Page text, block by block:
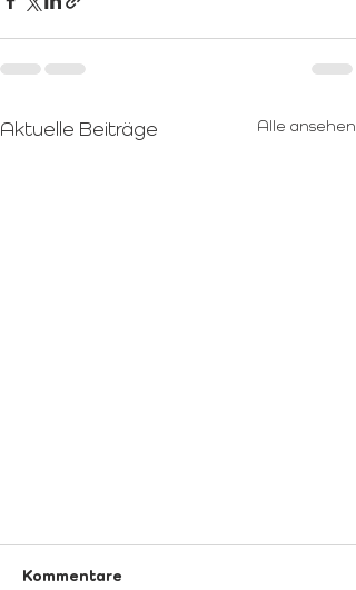
Aktuelle Beiträge Alle ansehen
Kommentare